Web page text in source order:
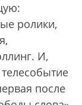
ролики,
И,
после